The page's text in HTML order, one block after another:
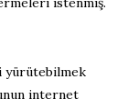
yürütebilmek
internet